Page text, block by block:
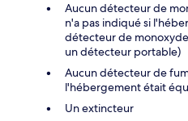
Aucun détecteur de
n'a pas indiqué si
détecteur de
un détecteur portable)
Aucun détecteur de
l'hébergement était
Un extincteur